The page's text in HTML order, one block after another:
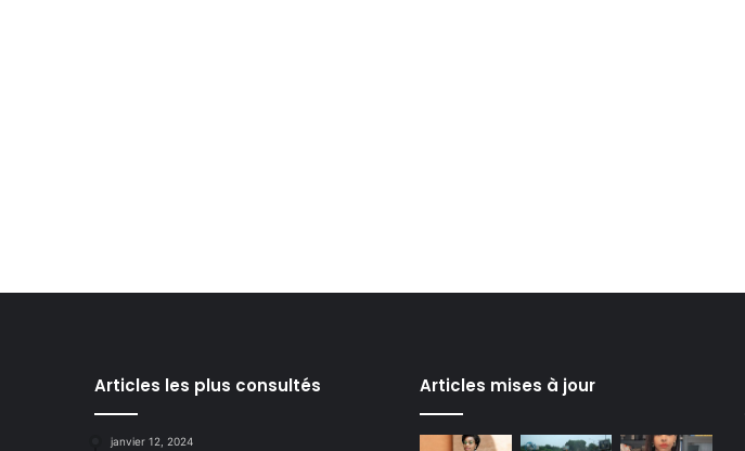
Articles les plus consultés
janvier 12, 2024
Articles mises à jour